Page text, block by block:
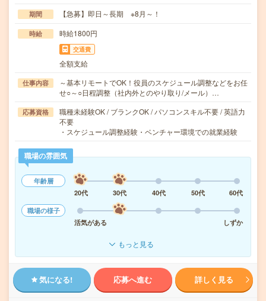
期間 【急募】即日～長期 ※8月～！
時給 時給1800円
交通費
全額支給
仕事内容
～基本リモートでOK！役員のスケジュール調整などをお任
せ○～○日程調整（社内外とのやり取り/メール）…
応募資格
職種未経験OK / ブランクOK / パソコンスキル不要 / 英語力
不要
・スケジュール調整経験・ベンチャー環境での就業経験
職場の雰囲気
年齢層
20代
30代 40代 50代
60代
職場の様子
活気がある
しずか
もっと見る
気になる! 応募へ進む 詳しく見る